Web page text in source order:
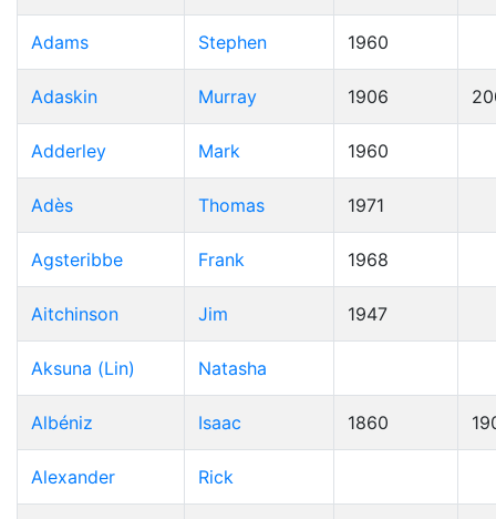
Adams Stephen 1960
Adaskin Murray 1906
Adderley Mark 1960
Adès Thomas 1971
Agsteribbe Frank 1968
Aitchinson Jim 1947
Aksuna (Lin) Natasha
Albéniz Isaac 1860
Alexander Rick